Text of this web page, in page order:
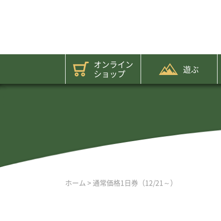
オンライン
ショップ 遊ぶ
ホーム > 通常価格1日券（12/21～）